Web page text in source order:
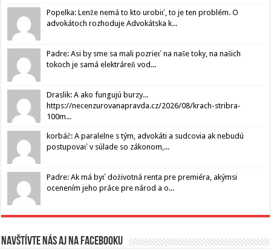
Popelka: Lenže nemá to kto urobiť, to je ten problém. O
advokátoch rozhoduje Advokátska k...
Padre: Asi by sme sa mali pozrieť na naše toky, na našich
tokoch je samá elektráreň vod...
Draslik: A ako fungujú burzy...
https://necenzurovanapravda.cz/2026/08/krach-stribra-
100m...
korbáč: A paralelne s tým, advokáti a sudcovia ak nebudú
postupovať v súlade so zákonom,...
Padre: Ak má byť doživotná renta pre premiéra, akýmsi
ocenením jeho práce pre národ a o...
Navštívte nás aj na Facebooku